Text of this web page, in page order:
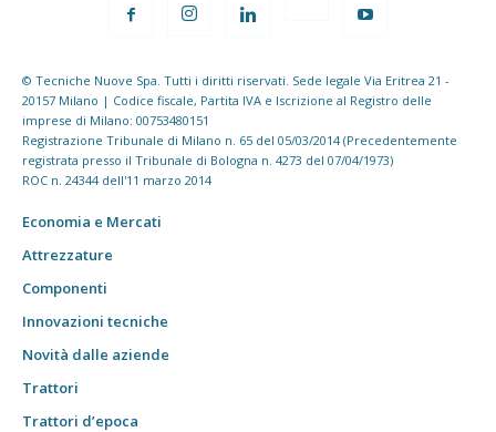
© Tecniche Nuove Spa. Tutti i diritti riservati. Sede legale Via Eritrea 21 -
20157 Milano | Codice fiscale, Partita IVA e Iscrizione al Registro delle
imprese di Milano: 00753480151
Registrazione Tribunale di Milano n. 65 del 05/03/2014 (Precedentemente
registrata presso il Tribunale di Bologna n. 4273 del 07/04/1973)
ROC n. 24344 dell'11 marzo 2014
Economia e Mercati
Attrezzature
Componenti
Innovazioni tecniche
Novità dalle aziende
Trattori
Trattori d’epoca